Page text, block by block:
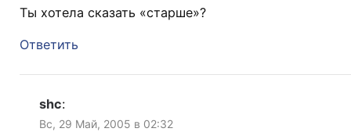
Ты хотела сказать «старше»?
Ответить
shc:
Вс, 29 Май, 2005 в 02:32